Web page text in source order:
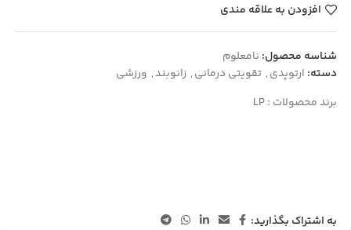
افزودن به علاقه مندی
شناسه محصول: نامعلوم
دسته: ارتوپدی, تقویتی درمانی, زانوبند, ورزشی
برند محصولات :LP
به اشتراک بگذارید: